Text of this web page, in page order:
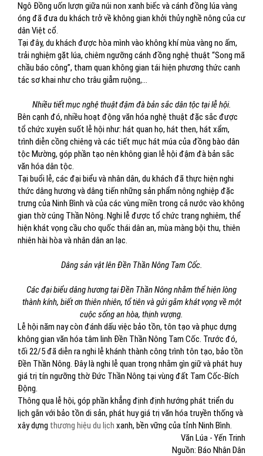
Ngô Đồng uốn lượn giữa núi non xanh biếc và cánh đồng lúa vàng
óng đã đưa du khách trở về không gian khởi thủy nghề nông của cư
dân Việt cổ.
Tại đây, du khách được hòa mình vào không khí mùa vàng no ấm,
trải nghiệm gặt lúa, chiêm ngưỡng cánh đồng nghệ thuật “Song mã
chầu báo công”, tham quan không gian tái hiện phương thức canh
tác sơ khai như cho trâu giẫm ruộng,…
Nhiều tiết mục nghệ thuật đậm đà bản sắc dân tộc tại lễ hội.
Bên cạnh đó, nhiều hoạt động văn hóa nghệ thuật đặc sắc được
tổ chức xuyên suốt lễ hội như: hát quan họ, hát then, hát xẩm,
trình diễn cồng chiêng và các tiết mục hát múa của đồng bào dân
tộc Mường, góp phần tạo nên không gian lễ hội đậm đà bản sắc
văn hóa dân tộc.
Tại buổi lễ, các đại biểu và nhân dân, du khách đã thực hiện nghi
thức dâng hương và dâng tiến những sản phẩm nông nghiệp đặc
trưng của Ninh Bình và của các vùng miền trong cả nước vào không
gian thờ cúng Thần Nông. Nghi lễ được tổ chức trang nghiêm, thể
hiện khát vọng cầu cho quốc thái dân an, mùa màng bội thu, thiên
nhiên hài hòa và nhân dân an lạc.
Dâng sản vật lên Đền Thần Nông Tam Cốc.
Các đại biểu dâng hương tại Đền Thần Nông nhằm thể hiện lòng
thành kính, biết ơn thiên nhiên, tổ tiên và gửi gắm khát vọng về một
cuộc sống an hòa, thịnh vượng.
Lễ hội năm nay còn đánh dấu việc bảo tồn, tôn tạo và phục dựng
không gian văn hóa tâm linh Đền Thần Nông Tam Cốc. Trước đó,
tối 22/5 đã diễn ra nghi lễ khánh thành công trình tôn tạo, bảo tồn
Đền Thần Nông. Đây là nghi lễ quan trọng nhằm gìn giữ và phát huy
giá trị tín ngưỡng thờ Đức Thần Nông tại vùng đất Tam Cốc-Bích
Động.
Thông qua lễ hội, góp phần khẳng định định hướng phát triển du
lịch gắn với bảo tồn di sản, phát huy giá trị văn hóa truyền thống và
xây dựng thương hiệu du lịch xanh, bền vững của tỉnh Ninh Bình.
Văn Lúa - Yến Trinh
Nguồn: Báo Nhân Dân